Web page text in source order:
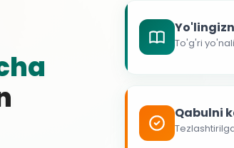
To'g'ri
Qabulni